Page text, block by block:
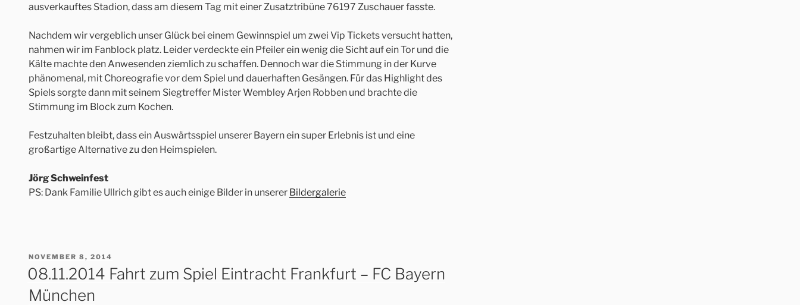
ausverkauftes Stadion, dass am diesem Tag mit einer Zusatztribüne 76197 Zuschauer fasste.
Nachdem wir vergeblich unser Glück bei einem Gewinnspiel um zwei Vip Tickets versucht hatten,
nahmen wir im Fanblock platz. Leider verdeckte ein Pfeiler ein wenig die Sicht auf ein Tor und die
Kälte machte den Anwesenden ziemlich zu schaffen. Dennoch war die Stimmung in der Kurve
phänomenal, mit Choreografie vor dem Spiel und dauerhaften Gesängen. Für das Highlight des
Spiels sorgte dann mit seinem Siegtreffer Mister Wembley Arjen Robben und brachte die
Stimmung im Block zum Kochen.
Festzuhalten bleibt, dass ein Auswärtsspiel unserer Bayern ein super Erlebnis ist und eine
großartige Alternative zu den Heimspielen.
Jörg Schweinfest
PS: Dank Familie Ullrich gibt es auch einige Bilder in unserer Bildergalerie
VERÖFFENTLICHT
AM
NOVEMBER 8, 2014
08.11.2014 Fahrt zum Spiel Eintracht Frankfurt – FC Bayern
München